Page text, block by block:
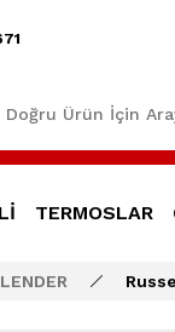
TERMOSLAR